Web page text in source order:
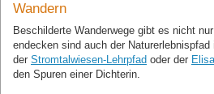
Wandern
Beschilderte Wanderwege gibt es nicht
endecken sind auch der Naturerlebnispfad
der Stromtalwiesen-Lehrpfad oder der
den Spuren einer Dichterin.